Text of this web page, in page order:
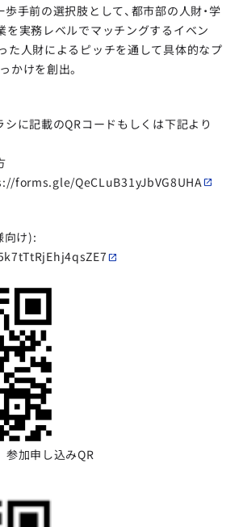
手前の選択肢として、都市部の人財・学
を実務レベルでマッチングするイベン
た人財によるピッチを通して具体的なプ
かけを創出。
シに記載のQRコードもしくは下記より
forms.gle/QeCLuB31yJbVG8UHA
向け):
加申し込みQR